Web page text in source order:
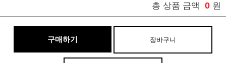
총 상품 금액 0 원
구매하기 장바구니